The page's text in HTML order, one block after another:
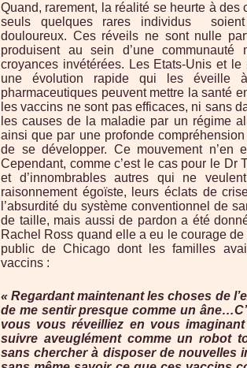
Quand, rarement, la réalité se heurte à
seuls quelques rares individus soient
douloureux. Ces réveils ne sont nulle
produisent au sein d’une
croyances invétérées. Les Etats-Unis et
une évolution rapide qui les éveille
pharmaceutiques peuvent mettre la santé
les vaccins ne sont pas efficaces, ni sans
les causes de la maladie par un régime
ainsi que par une profonde
de se développer. Ce mouvement n’en
Cependant, comme c’est le cas pour le Dr
et d’innombrables autres qui ne
raisonnement égoïste, leurs éclats de
l’absurdité du système conventionnel de
de taille, mais aussi de pardon a été
Rachel Ross quand elle a eu le courage
public de Chicago dont les familles
vaccins :
« Regardant maintenant les choses de
de me sentir presque comme un
vous vous réveilliez en vous
suivre aveuglément comme un robot
sans chercher à disposer de nouvelles